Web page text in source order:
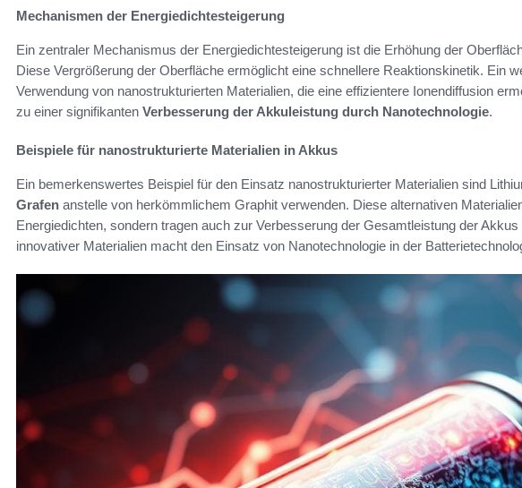
Mechanismen der Energiedichtesteigerung
Ein zentraler Mechanismus der Energiedichtesteigerung ist die Erhöhung der
Diese Vergrößerung der Oberfläche ermöglicht eine schnellere Reaktionskinetik. Ein
Verwendung von nanostrukturierten Materialien, die eine effizientere Ionendiffusion
zu einer signifikanten Verbesserung der Akkuleistung durch Nanotechnologie.
Beispiele für nanostrukturierte Materialien in Akkus
Ein bemerkenswertes Beispiel für den Einsatz nanostrukturierter Materialien sind
Grafen anstelle von herkömmlichem Graphit verwenden. Diese alternativen
Energiedichten, sondern tragen auch zur Verbesserung der Gesamtleistung der
innovativer Materialien macht den Einsatz von Nanotechnologie in der